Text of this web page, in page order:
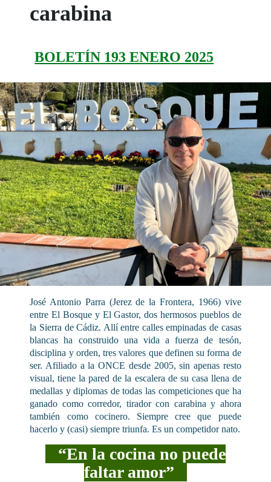
carabina
BOLETÍN 193 ENERO 2025
José Antonio Parra (Jerez de la Frontera, 1966) vive
entre El Bosque y El Gastor, dos hermosos pueblos de
la Sierra de Cádiz. Allí entre calles empinadas de casas
blancas ha construido una vida a fuerza de tesón,
disciplina y orden, tres valores que definen su forma de
ser. Afiliado a la ONCE desde 2005, sin apenas resto
visual, tiene la pared de la escalera de su casa llena de
medallas y diplomas de todas las competiciones que ha
ganado como corredor, tirador con carabina y ahora
también como cocinero. Siempre cree que puede
hacerlo y (casi) siempre triunfa. Es un competidor nato.
“En la cocina no puede
faltar amor”